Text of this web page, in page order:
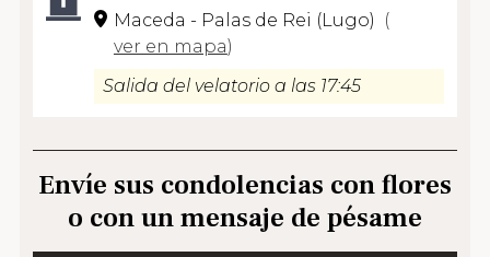
Maceda - Palas de Rei (Lugo)
(
ver en mapa)
Salida del velatorio a las 17:45
Envíe sus condolencias con flores
o con un mensaje de pésame